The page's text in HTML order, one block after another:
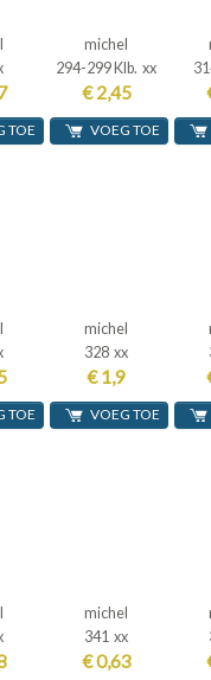
TOE
michel
294-299 Klb. xx
€ 2,45
VOEG TOE
TOE
michel
328 xx
€ 1,9
VOEG TOE
michel
341 xx
€ 0,63